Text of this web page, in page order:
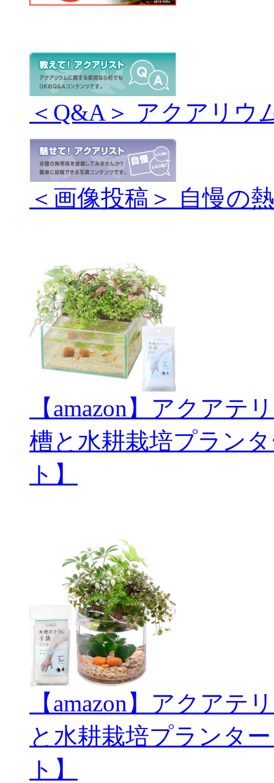
＜Q&A＞ アクアリウ
＜画像投稿＞ 自慢の
【amazon】アクアテ
槽と水耕栽培プラン
ト】
【amazon】アクアテ
と水耕栽培プランタ
ト】